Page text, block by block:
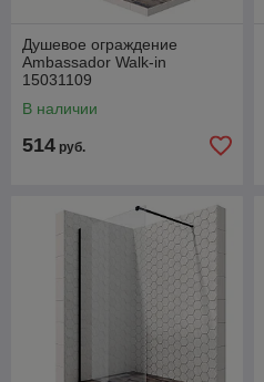
Душевое ограждение
Ambassador Walk-in
15031109
В наличии
514 руб.